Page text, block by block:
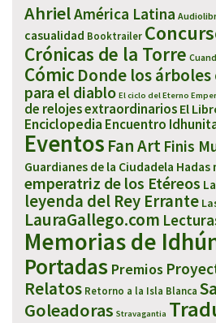
AhrielAmérica Latina
casualidad Booktrailer
Crónicas de la Torre
Cómic Donde los
para el diablo El ciclo del Eterno
de relojes extraordinarios El
Enciclopedia Encuentro
Eventos Fan Art Finis
Guardianes de la Ciudadela Hadas
emperatriz de los Etéreos
leyenda del Rey Errante
LauraGallego.com
Memorias de
Portadas Premios
Relatos Retorno a la Isla Blanca
Goleadoras Stravagantia